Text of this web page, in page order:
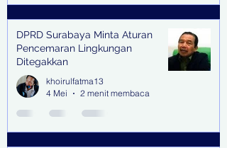
DPRD Surabaya Minta Aturan
Pencemaran Lingkungan
Ditegakkan
khoirulfatma13
4 Mei
2 menit membaca